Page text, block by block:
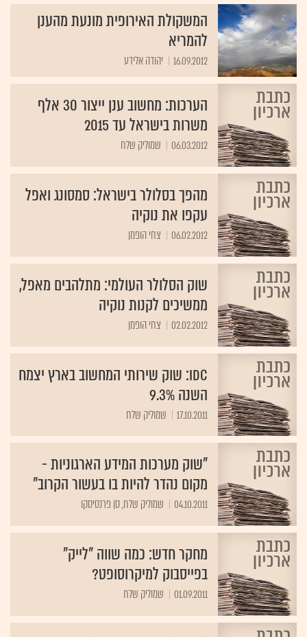
להמריא
16.09.2012
משרות בישראל עד 2015
06.03.2012 שמוליק שלח
עקפו את נוקיה
06.02.2012 צחי הופמן
ממשיכים לקנות נוקיה
02.02.2012 צחי הופמן
השנה 9.3%
17.10.2011 שמוליק שלח
מקום נהדר להיות בו בעשור הקרוב"
04.10.2011 שמוליק שלח, סן פרנסיסקו
בפייסבוק למיקרוסופט?
01.09.2011 שמוליק שלח